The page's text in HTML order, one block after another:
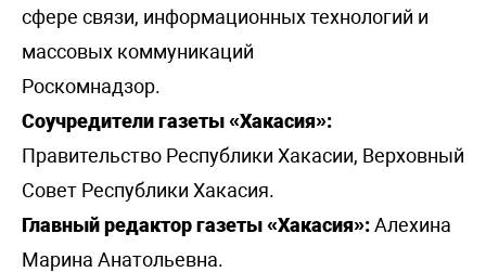
сфере связи, информационных технологий и
массовых коммуникаций
Роскомнадзор.
Соучредители газеты «Хакасия»:
Правительство Республики Хакасии, Верховный
Совет Республики Хакасия.
Главный редактор газеты «Хакасия»:Алехина
Марина Анатольевна.